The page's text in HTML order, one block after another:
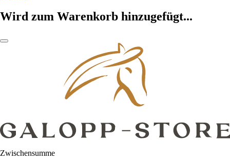
Wird zum Warenkorb hinzugefügt...
Zwischensumme